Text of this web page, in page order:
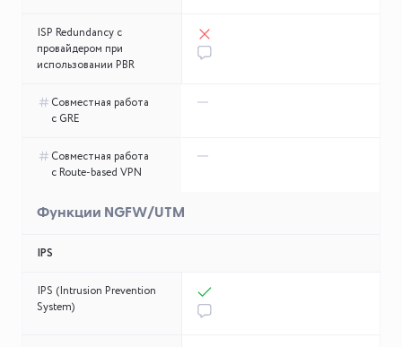
ISP Redundancy с
провайдером при
использовании PBR
Совместная работа
с GRE
Совместная работа
с Route-based VPN
Функции NGFW/UTM
IPS
IPS (Intrusion Prevention
System)